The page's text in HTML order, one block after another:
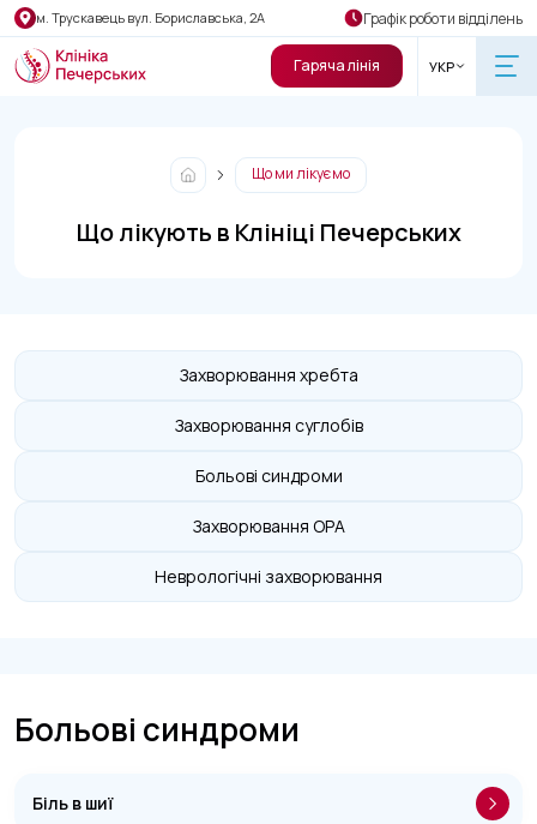
м. Трускавець вул. Бориславська, 2А Графік роботи відділень
Гаряча лінія УКР
Що ми лікуємо
Що лікують в Клініці Печерських
Захворювання хребта
Захворювання суглобів
Больові синдроми
Захворювання ОРА
Неврологічні захворювання
Больові синдроми
Біль в шиї